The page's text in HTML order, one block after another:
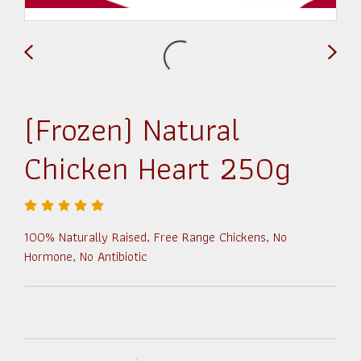
(Frozen) Natural
Chicken Heart 250g
100% Naturally Raised, Free Range Chickens, No
Hormone, No Antibiotic